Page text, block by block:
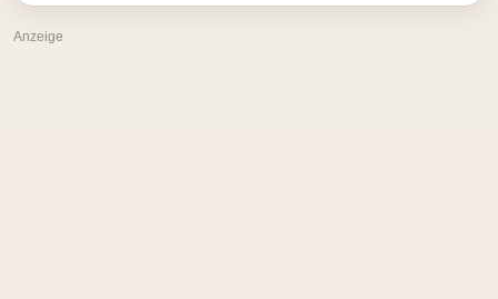
Anzeige